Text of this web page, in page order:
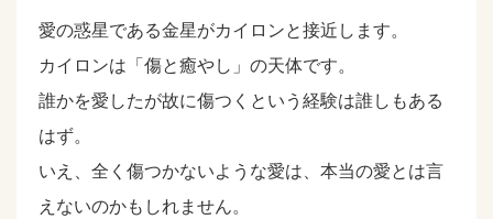
愛の惑星である金星がカイロンと接近します。
カイロンは「傷と癒やし」の天体です。
誰かを愛したが故に傷つくという経験は誰しもある
はず。
いえ、全く傷つかないような愛は、本当の愛とは言
えないのかもしれません。